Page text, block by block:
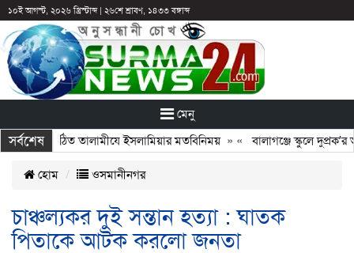
১০ই আগস্ট, ২০২৬ খ্রিস্টাব্দ| ২৬শে শ্রাবণ, ১৪৩৩ বঙ্গাব্দ
মেনু
সর্বশেষনবগঠিত তালামীযে ইসলামিয়ার মতবিনিময়» «বালাগঞ্জে স্কুলে দুপ্রক’র
হোম ওসমানীনগর
চাঞ্চল্যকর দুই সন্তান হত্যা : ঘাতক
পিতাকে আটক করলো জনতা